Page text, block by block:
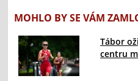
MOHLO BY SE VÁM
Tábor
centru